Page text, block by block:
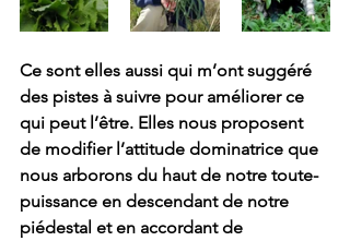
Ce sont elles aussi qui m’ont suggéré
des pistes à suivre pour améliorer ce
qui peut l’être. Elles nous proposent
de modifier l’attitude dominatrice que
nous arborons du haut de notre toute-
puissance en descendant de notre
piédestal et en accordant de